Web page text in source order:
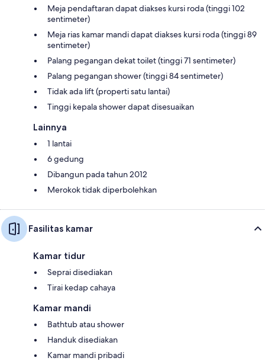
Meja pendaftaran dapat diakses kursi roda (tinggi 102
sentimeter)
Meja rias kamar mandi dapat diakses kursi roda (tinggi 89
sentimeter)
Palang pegangan dekat toilet (tinggi 71 sentimeter)
Palang pegangan shower (tinggi 84 sentimeter)
Tidak ada lift (properti satu lantai)
Tinggi kepala shower dapat disesuaikan
Lainnya
1 lantai
6 gedung
Dibangun pada tahun 2012
Merokok tidak diperbolehkan
Fasilitas kamar
Kamar tidur
Seprai disediakan
Tirai kedap cahaya
Kamar mandi
Bathtub atau shower
Handuk disediakan
Kamar mandi pribadi